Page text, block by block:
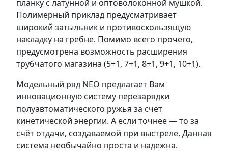
планку с латунной и оптоволоконной мушкой.
Полимерный приклад предусматривает
широкий затыльник и противоскользящую
накладку на гребне. Помимо всего прочего,
предусмотрена возможность расширения
трубчатого магазина (5+1, 7+1, 8+1, 9+1, 10+1).
Модельный ряд NEO предлагает Вам
инновационную систему перезарядки
полуавтоматического ружья за счёт
кинетической энергии. А если точнее — то за
счёт отдачи, создаваемой при выстреле. Данная
система необычайно проста и надежна.